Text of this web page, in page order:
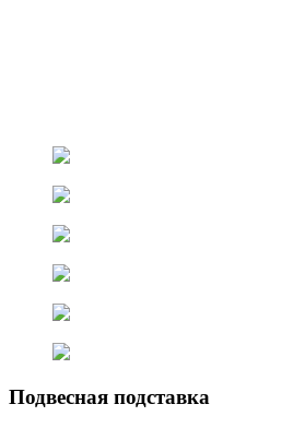
Подвесная подставка